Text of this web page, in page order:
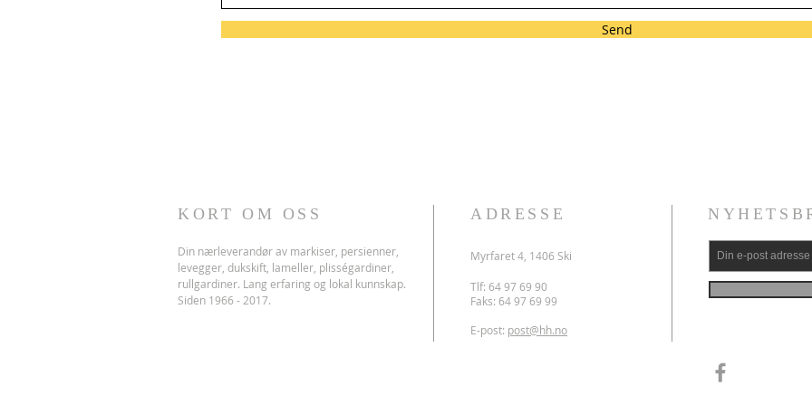
Send
KORT OM OSS
Din nærleverandør av markiser, persienner,
levegger, dukskift, lameller, plisségardiner,
rullgardiner. Lang erfaring og lokal kunnskap.
Siden 1966 - 2017.
ADRESSE
Myrfaret 4, 1406 Ski
Tlf: 64 97 69 90
Faks: 64 97 69 99
E-post: post@hh.no